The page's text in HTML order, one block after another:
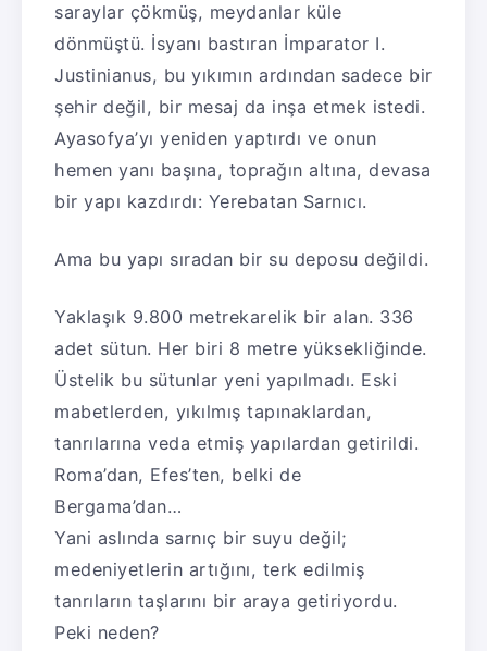
saraylar çökmüş, meydanlar küle
dönmüştü. İsyanı bastıran İmparator I.
Justinianus, bu yıkımın ardından sadece bir
şehir değil, bir mesaj da inşa etmek istedi.
Ayasofya’yı yeniden yaptırdı ve onun
hemen yanı başına, toprağın altına, devasa
bir yapı kazdırdı: Yerebatan Sarnıcı.
Ama bu yapı sıradan bir su deposu değildi.
Yaklaşık 9.800 metrekarelik bir alan. 336
adet sütun. Her biri 8 metre yüksekliğinde.
Üstelik bu sütunlar yeni yapılmadı. Eski
mabetlerden, yıkılmış tapınaklardan,
tanrılarına veda etmiş yapılardan getirildi.
Roma’dan, Efes’ten, belki de
Bergama’dan…
Yani aslında sarnıç bir suyu değil;
medeniyetlerin artığını, terk edilmiş
tanrıların taşlarını bir araya getiriyordu.
Peki neden?